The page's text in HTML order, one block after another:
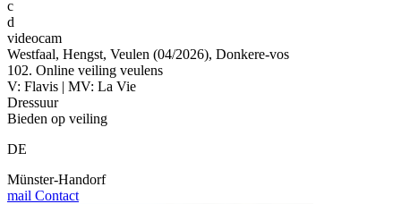
c
d
videocam
Westfaal, Hengst, Veulen (04/2026), Donkere-vos
102. Online veiling veulens
V: Flavis | MV: La Vie
Dressuur
Bieden op veiling
DE
Münster-Handorf
mail Contact